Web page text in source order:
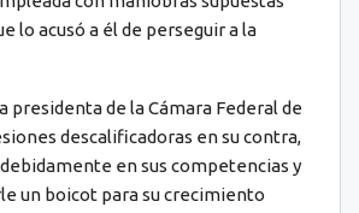
lo acusó a él de perseguir a la
presidenta de la Cámara Federal de
descalificadoras en su contra,
en sus competencias y
un boicot para su crecimiento